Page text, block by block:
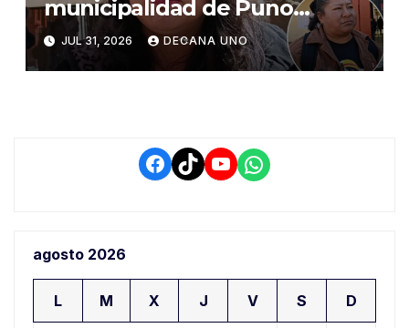
municipalidad de Puno
habría solicitado paralizar
obra de pavimentación en la
rinconada Salcedo
JUL 31, 2026 DECANA UNO
Facebook
TikTokYouTube
WhatsApp
agosto 2026
L M X J V S D